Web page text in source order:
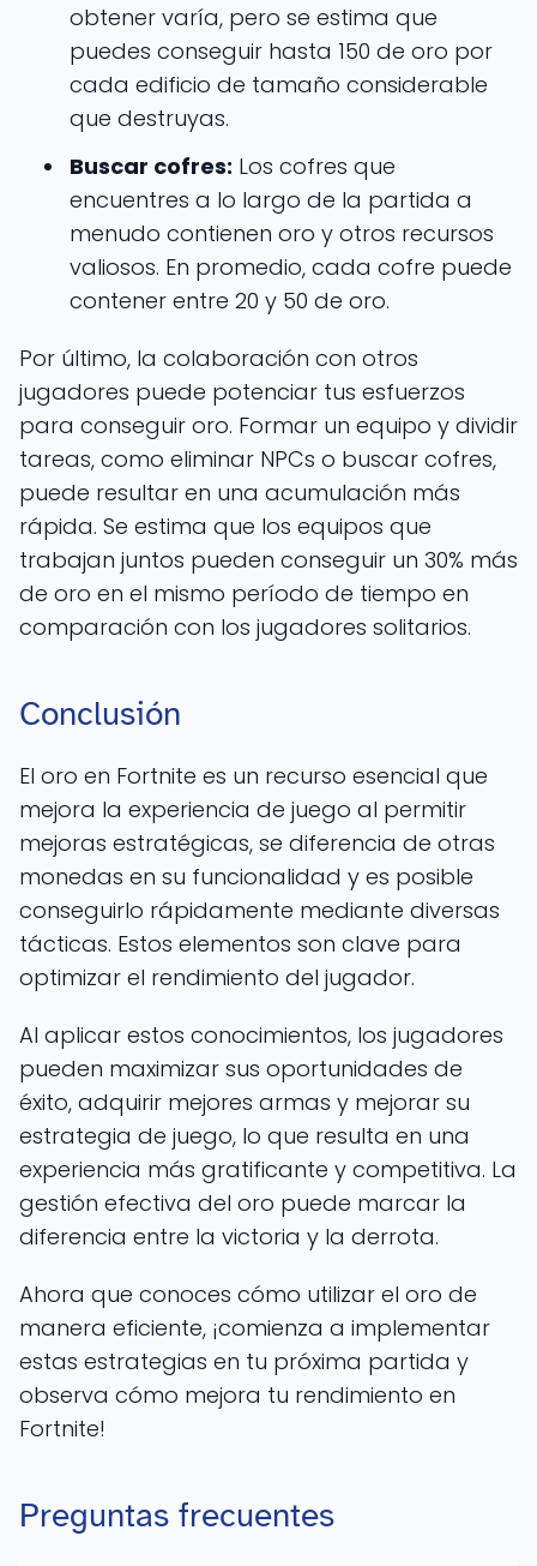
obtener varía, pero se estima que
puedes conseguir hasta 150 de oro por
cada edificio de tamaño considerable
que destruyas.
Buscar cofres: Los cofres que
encuentres a lo largo de la partida a
menudo contienen oro y otros recursos
valiosos. En promedio, cada cofre puede
contener entre 20 y 50 de oro.
Por último, la colaboración con otros
jugadores puede potenciar tus esfuerzos
para conseguir oro. Formar un equipo y dividir
tareas, como eliminar NPCs o buscar cofres,
puede resultar en una acumulación más
rápida. Se estima que los equipos que
trabajan juntos pueden conseguir un 30% más
de oro en el mismo período de tiempo en
comparación con los jugadores solitarios.
Conclusión
El oro en Fortnite es un recurso esencial que
mejora la experiencia de juego al permitir
mejoras estratégicas, se diferencia de otras
monedas en su funcionalidad y es posible
conseguirlo rápidamente mediante diversas
tácticas. Estos elementos son clave para
optimizar el rendimiento del jugador.
Al aplicar estos conocimientos, los jugadores
pueden maximizar sus oportunidades de
éxito, adquirir mejores armas y mejorar su
estrategia de juego, lo que resulta en una
experiencia más gratificante y competitiva. La
gestión efectiva del oro puede marcar la
diferencia entre la victoria y la derrota.
Ahora que conoces cómo utilizar el oro de
manera eficiente, ¡comienza a implementar
estas estrategias en tu próxima partida y
observa cómo mejora tu rendimiento en
Fortnite!
Preguntas frecuentes